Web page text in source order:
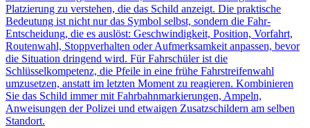
Platzierung zu verstehen, die das Schild anzeigt. Die praktische
Bedeutung ist nicht nur das Symbol selbst, sondern die Fahr-
Entscheidung, die es auslöst: Geschwindigkeit, Position, Vorfahrt,
Routenwahl, Stoppverhalten oder Aufmerksamkeit anpassen, bevor
die Situation dringend wird. Für Fahrschüler ist die
Schlüsselkompetenz, die Pfeile in eine frühe Fahrstreifenwahl
umzusetzen, anstatt im letzten Moment zu reagieren. Kombinieren
Sie das Schild immer mit Fahrbahnmarkierungen, Ampeln,
Anweisungen der Polizei und etwaigen Zusatzschildern am selben
Standort.